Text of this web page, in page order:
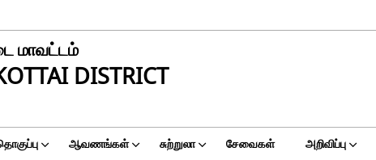
மாவட்டம்
DISTRICT
ஆவணங்கள் சுற்றுலா சேவைகள் அறிவிப்பு